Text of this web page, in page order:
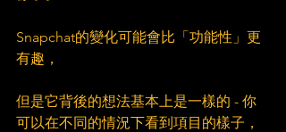
Snapchat的變化可能會比「功能性」更
有趣，
但是它背後的想法基本上是一樣的 - 你
可以在不同的情況下看到項目的樣子，